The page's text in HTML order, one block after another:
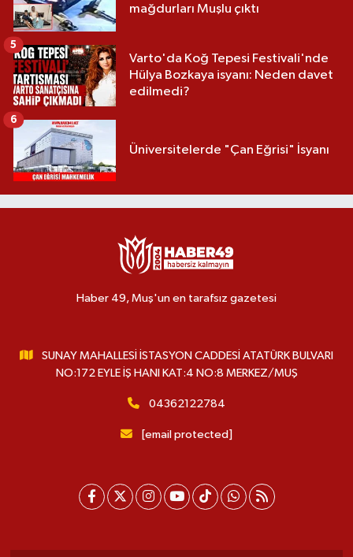
mağdurları Muşlu çıktı
Varto'da Koğ Tepesi Festivali'nde
Hülya Bozkaya isyanı: Neden davet
edilmedi?
5
Üniversitelerde "Çan Eğrisi" İsyanı
6
Haber 49, Muş'un en tarafsız gazetesi
SUNAY MAHALLESİ İSTASYON CADDESİ ATATÜRK BULVARI
NO:172 EYLE İŞ HANI KAT:4 NO:8 MERKEZ/MUŞ
04362122784
[email protected]